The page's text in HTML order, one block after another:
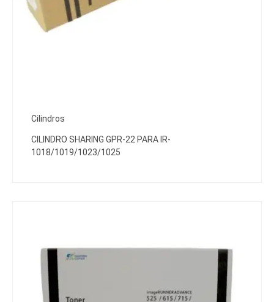
Cilindros
CILINDRO SHARING GPR-22 PARA IR-
1018/1019/1023/1025